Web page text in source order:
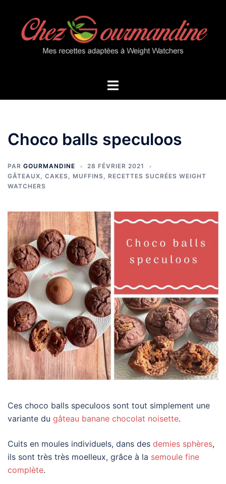
contenu
Ouvrir/fermer
Choco balls speculoos
PAR GOURMANDINE
28 FÉVRIER 2021
GÂTEAUX, CAKES, MUFFINS, RECETTES SUCRÉES WEIGHT
WATCHERS
Ces choco balls speculoos sont tout simplement une
variante du gâteau banane chocolat noisette.
Cuits en moules individuels, dans des demies sphères,
ils sont très très moelleux, grâce à la semoule fine
complète.